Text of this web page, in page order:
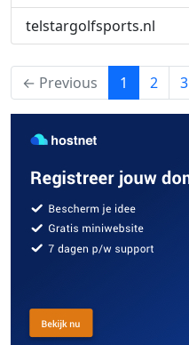
telstargolfsports.nl
← Previous 1 (current)
2 3